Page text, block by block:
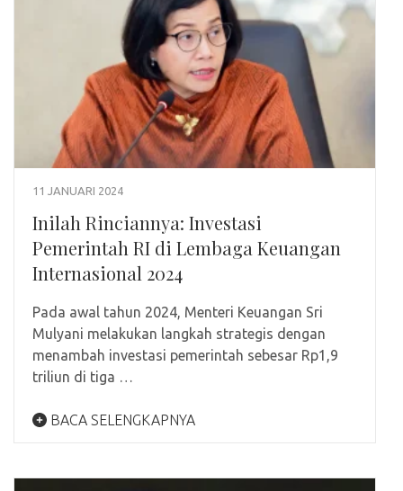
11 JANUARI 2024
Inilah Rinciannya: Investasi
Pemerintah RI di Lembaga Keuangan
Internasional 2024
Pada awal tahun 2024, Menteri Keuangan Sri
Mulyani melakukan langkah strategis dengan
menambah investasi pemerintah sebesar Rp1,9
triliun di tiga …
BACA SELENGKAPNYA